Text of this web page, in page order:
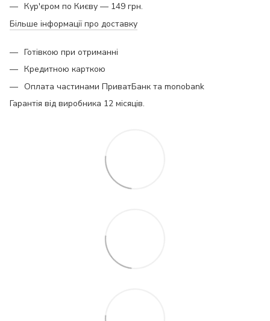
Кур'єром по Києву — 149 грн.
Більше інформації про доставку
Готівкою при отриманні
Кредитною карткою
Оплата частинами ПриватБанк та monobank
Гарантія від виробника 12 місяців.